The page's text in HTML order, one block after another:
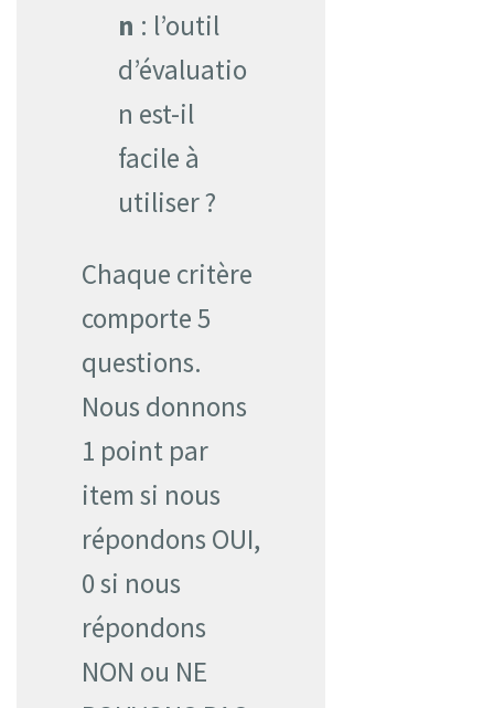
n : l’outil
d’évaluatio
n est-il
facile à
utiliser ?
Chaque critère
comporte 5
questions.
Nous donnons
1 point par
item si nous
répondons OUI,
0 si nous
répondons
NON ou NE